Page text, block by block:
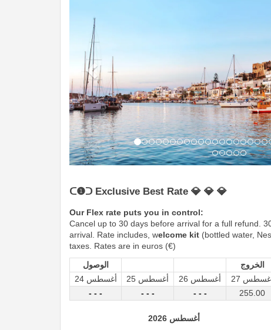
ᑕ❶ᑐ Exclusive Best Rate 💎 💎 💎
Our Flex rate puts you in control:
Cancel up to 30 days before arrival for a full refund.
arrival. Rate includes, welcome kit (bottled water,
taxes. Rates are in euros (€)
الوصول
الخروج
24 أغسطس
25 أغسطس 26 أغسطس أغسطس
- - -
- - - - - - 255 .00
أغسطس 2026